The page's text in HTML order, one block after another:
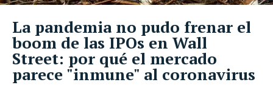
La pandemia no pudo frenar el
boom de las IPOs en Wall
Street: por qué el mercado
parece "inmune" al coronavirus